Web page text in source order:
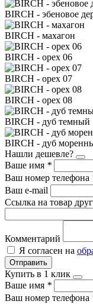
BIRCH - эбеновое
BIRCH - махагон
BIRCH - орех 06
BIRCH - орех 07
BIRCH - орех 08
BIRCH - дуб темный
BIRCH - дуб
Нашли дешевле?
Ваше имя *
Ваш номер телефона
Ваш e-mail
Ссылка на товар
Комментарий
Я согласен на
Отправить
Купить в 1 клик
Ваше имя *
Ваш номер телефона